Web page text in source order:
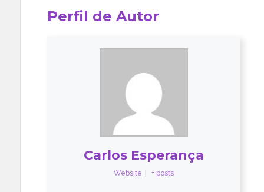
Perfil de Autor
Carlos Esperança
Website + posts